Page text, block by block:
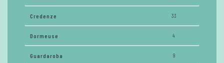
Credenze 33
Dormeuse 4
Guardaroba 9